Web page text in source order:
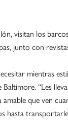
visitan los
junto con
mientras
“Les
que ven
hasta